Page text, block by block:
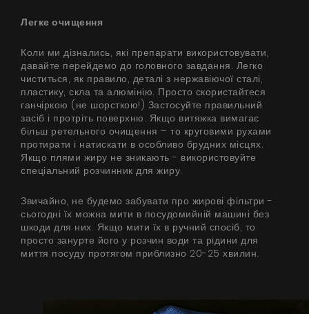
Легке очищення
Коли ми дізнались, які препарати використовувати,
давайте перейдемо до головного завдання. Легко
чиститься, як правило, деталі з нержавіючої сталі,
пластику, скла та алюмінію. Просто скористайтеся
ганчіркою (не шорсткою!) Застосуйте правильний
засіб і протріть поверхню. Якщо витяжка вимагає
більш ретельного очищення – то круговими рухами
протирати і натискати в особливо брудних місцях.
Якщо плями жиру не зникають - використовуйте
спеціальний розчинник для жиру.
Звичайно, не будемо забувати про жирові фільтри -
сьогодні їх можна мити в посудомийній машині без
шкоди для них. Якщо мити їх в ручний спосіб, то
просто занурте його у розчин води та рідини для
миття посуду протягом приблизно 20-25 хвилин.